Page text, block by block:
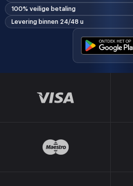
100% veilige betaling
Levering binnen 24/48 u